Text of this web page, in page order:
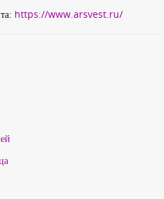
https://www.arsvest.ru/